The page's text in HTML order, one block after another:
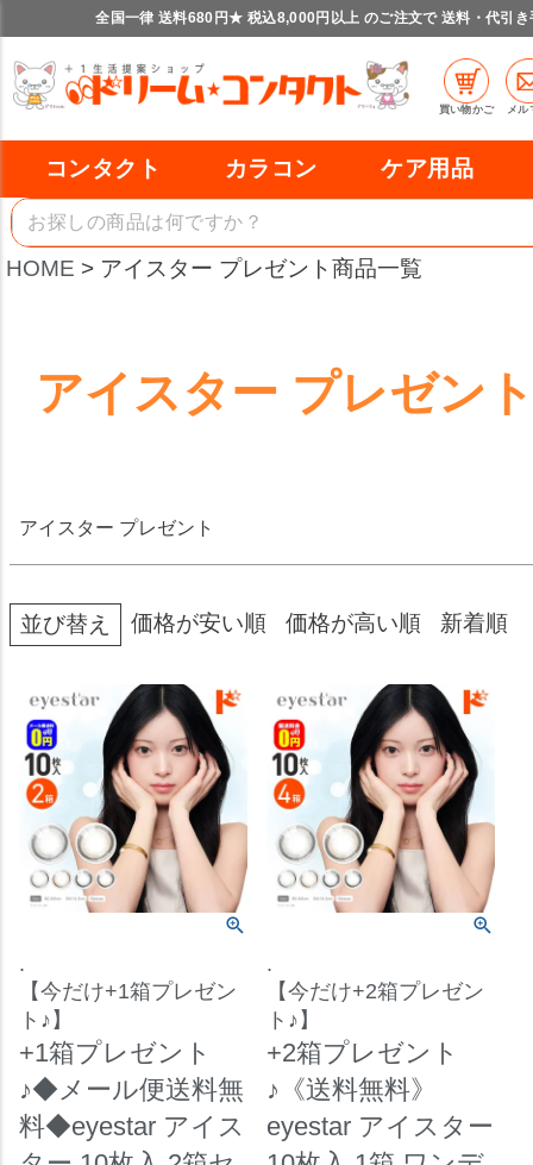
全国一律 送料680円★ 税込8,000円以上 のご注文で 送料・代引き
買い物かご メル
コンタクト カラコン ケア用品
HOME アイスター プレゼント商品一覧
アイスター プレゼン
アイスター プレゼント
在庫なし商品
商品番号/JANコード
バンドル販売
新着順
登録順 価格が安い順 価格が高い順
レビュー順
キーワードヒット順
並び替え 価格が安い順 価格が高い順 新着順
.
【今だけ+1箱プレゼン
ト♪】
+1箱プレゼント
♪◆メール便送料無
料◆eyestar アイス
.
【今だけ+2箱プレゼン
ト♪】
+2箱プレゼント
♪《送料無料》
eyestar アイスター